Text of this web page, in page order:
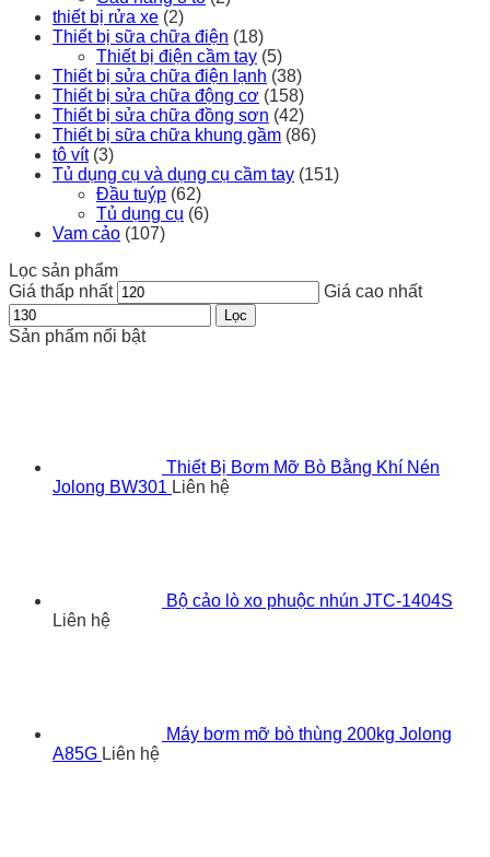
thiết bị rửa xe (2)
Thiết bị sữa chữa điện (18)
Thiết bị điện cầm tay (5)
Thiết bị sửa chữa điện lạnh (38)
Thiết bị sửa chữa động cơ (158)
Thiết bị sửa chữa đồng sơn (42)
Thiết bị sữa chữa khung gầm (86)
tô vít (3)
Tủ dụng cụ và dụng cụ cầm tay (151)
Đầu tuýp (62)
Tủ dụng cụ (6)
Vam cảo (107)
Lọc sản phẩm
Giá thấp nhất
Giá cao nhất
Lọc
Sản phẩm nổi bật
Thiết Bị Bơm Mỡ Bò Bằng Khí Nén
Jolong BW301 Liên hệ
Bộ cảo lò xo phuộc nhún JTC-1404S
Liên hệ
Máy bơm mỡ bò thùng 200kg Jolong
A85G Liên hệ